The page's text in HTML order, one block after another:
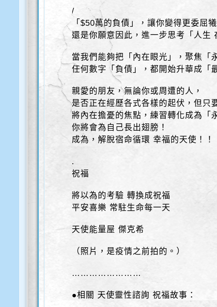
/
「$50萬的負債」，讓你變得更委屈
還是你願意因此，進一步思考「人生
當我們能夠把「內在眼光」，聚焦「
任何數字「負債」，都開始升華成「
親愛的朋友，無論你或周遭的人，
是否正在經歷各式各樣的起伏，但只
將內在擔憂的焦點，練習轉化成為「
你將會為自己長出翅膀！
成為，解脫宿命循環 幸福的天使！！
.
祝福
將以為的考驗 轉換成祝福
平安喜樂 常駐生命每一天
天使能量屋 傑克希
（照片，是疫情之前拍的。）
……………………
●相關 天使靈性諮詢 祝福故事：